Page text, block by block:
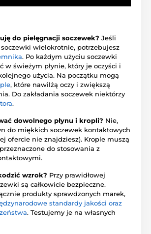
do pielęgnacji soczewek? Jeśli
wielokrotnie, potrzebujesz
. Po każdym użyciu soczewki
w świeżym płynie, który je oczyści i
użycia. Na początku mogą
, które nawilżą oczy i zwiększą
Do zakładania soczewek niektórzy
.
dowolnego płynu i kropli? Nie,
do miękkich soczewek kontaktowych
ofercie nie znajdziesz). Krople muszą
do stosowania z
wzrok? Przy prawidłowej
są całkowicie bezpieczne.
produkty sprawdzonych marek,
standardy jakości oraz
. Testujemy je na własnych